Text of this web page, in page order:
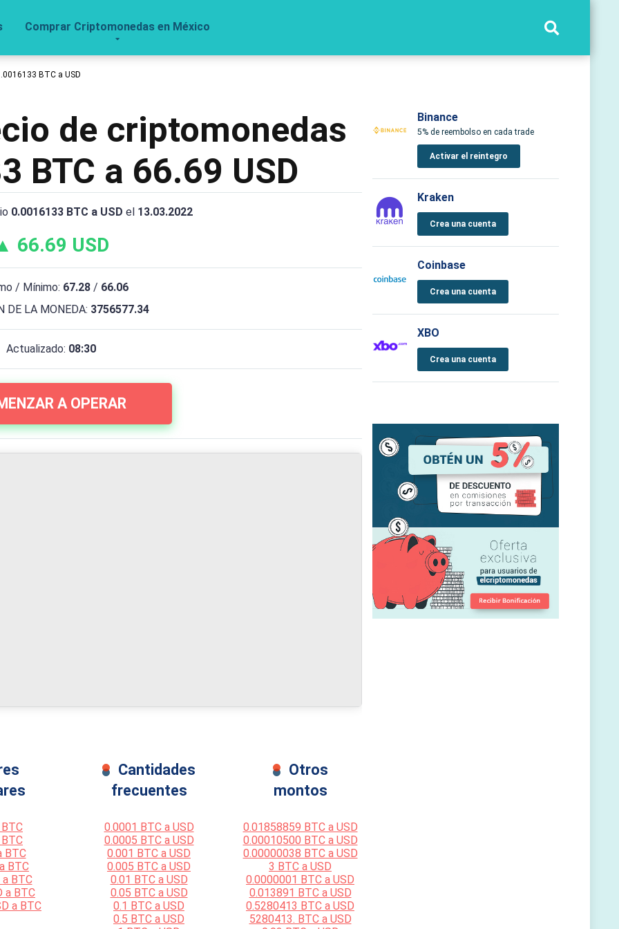
Comprar Criptomonedas en México
BTC a USD
de criptomonedas
BTC a 66.69 USD
0.0016133 BTC a USD el 13.03.2022
66.69 USD
/ Mínimo: 67.28/ 66.06
DE LA MONEDA: 3756577.34
Actualizado: 08:30
A OPERAR
BTC
BTC
BTC
a BTC
a BTC
Cantidades
frecuentes
0.0001 BTC a USD
0.0005 BTC a USD
0.001 BTC a USD
0.005 BTC a USD
0.01 BTC a USD
0.05 BTC a USD
0.1 BTC a USD
0.5 BTC a USD
Otros
montos
0.01858859 BTC a USD
0.00010500 BTC a USD
0.00000038 BTC a USD
3 BTC a USD
0.0000001 BTC a USD
0.013891 BTC a USD
0.5280413 BTC a USD
5280413. BTC a USD
Binance
5% de reembolso en cada trade
Activar el reintegro
Kraken
Crea una cuenta
Coinbase
Crea una cuenta
XBO
Crea una cuenta